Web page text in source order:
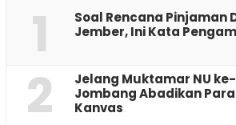
1
‎Soal Rencana Pinjaman
Jember, Ini Kata
2
Jelang Muktamar NU
Jombang Abadikan
Kanvas